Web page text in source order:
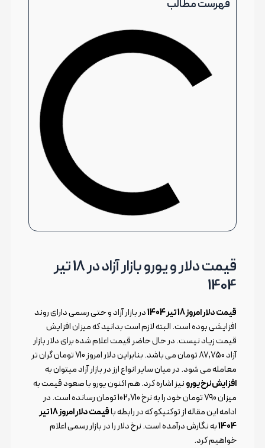
فهرست مطالب
قیمت دلار و یورو بازار آزاد در 18 تیر
1404
قیمت دلار امروز 18 تیر 1404
در بازار آزاد و حتی رسمی دارای روند
افزایشی بوده است. البته لازم است بدانید که میزان افزایش
قیمت زیاد نیست. در حال حاضر قیمت اعلام شده برای دلار بازار
آزاد 87,750 تومان می باشد. بنابراین دلار امروز 710 تومان گران تر
معامله می شود. در میان سایر انواع ارز در بازار آزاد میتوان به
افزایش نرخ یورونیز اشاره کرد. هم اکنون یورو با صعود قیمت به
میزان 790 تومان خود را به نرخ 102,710 تومان رسانده است. در
ادامه این مقاله از توکنیکو که در رابطه با
قیمت دلار امروز 18 تیر
1404به نگارش درآمده است. نرخ دلار را در بازار رسمی اعلام
خواهیم کرد.